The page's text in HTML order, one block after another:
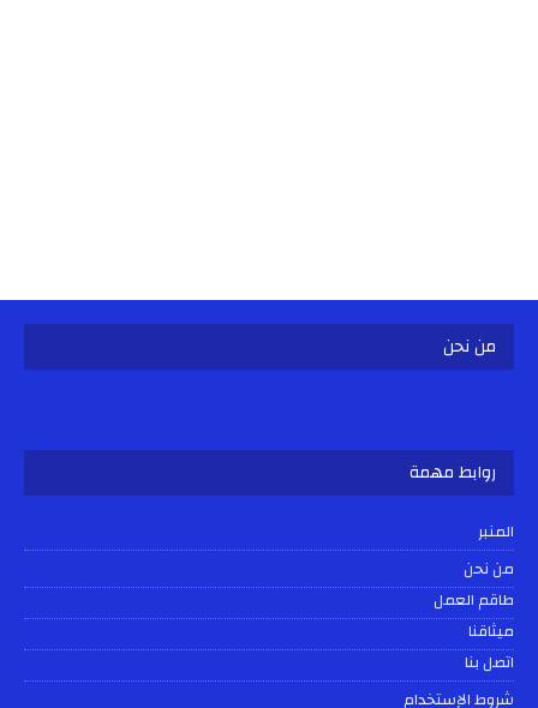
من نحن
روابط مهمة
المنبر
من نحن
طاقم العمل
ميثاقنا
اتصل بنا
شروط الإستخدام